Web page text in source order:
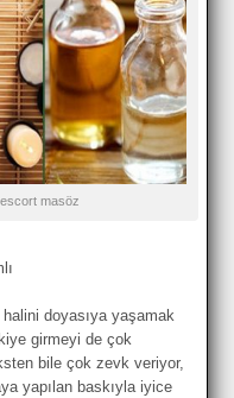
masöz
doyasıya yaşamak
girmeyi de çok
bile çok zevk veriyor,
yapılan baskıyla iyice